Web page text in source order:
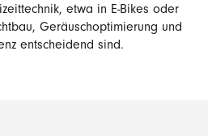
etwa in E-Bikes oder
Geräuschoptimierung und
entscheidend sind.